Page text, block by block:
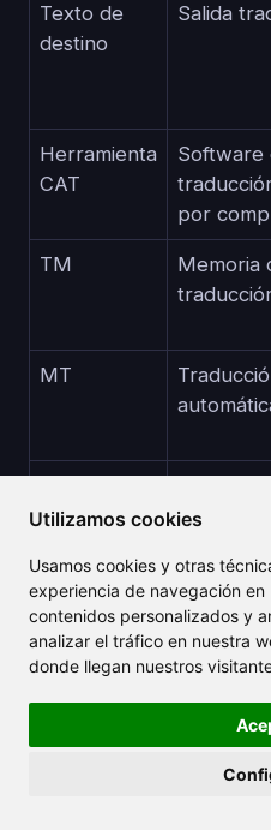
Utilizamos cookies
Usamos cookies y otras
experiencia de navegación
contenidos personalizados y
analizar el tráfico en nuestra
donde llegan nuestros
Texto de
destino
Salida
Herramienta
CAT
Software
por
TM
Memoria
MT
humana
Localización
cultura,
idioma
RTL
Script de
a